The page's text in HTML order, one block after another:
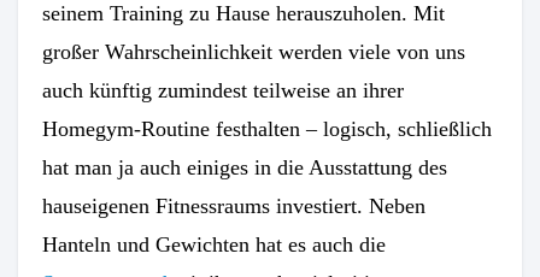
seinem Training zu Hause herauszuholen. Mit
großer Wahrscheinlichkeit werden viele von uns
auch künftig zumindest teilweise an ihrer
Homegym-Routine festhalten – logisch, schließlich
hat man ja auch einiges in die Ausstattung des
hauseigenen Fitnessraums investiert. Neben
Hanteln und Gewichten hat es auch die